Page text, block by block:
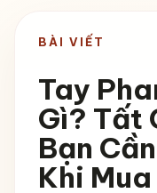
BÀI VIẾT
Tay
Gì? Tất
Bạn
Khi Mua